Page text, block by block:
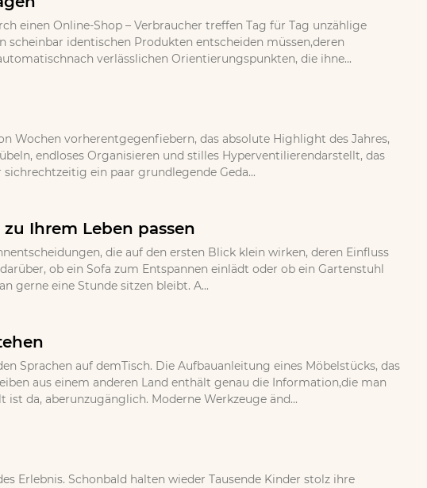
einen Online-Shop – Verbraucher treffen Tag für Tag unzählige
scheinbar identischen Produkten entscheiden müssen,deren
verlässlichen Orientierungspunkten, die ihne...
Wochen vorherentgegenfiebern, das absolute Highlight des Jahres,
endloses Organisieren und stilles Hyperventilierendarstellt, das
ein paar grundlegende Geda...
Ihrem Leben passen
die auf den ersten Blick klein wirken, deren Einfluss
ob ein Sofa zum Entspannen einlädt oder ob ein Gartenstuhl
gerne eine Stunde sitzen bleibt. A...
Sprachen auf demTisch. Die Aufbauanleitung eines Möbelstücks, das
aus einem anderen Land enthält genau die Information,die man
da, aberunzugänglich. Moderne Werkzeuge änd...
Erlebnis. Schonbald halten wieder Tausende Kinder stolz ihre